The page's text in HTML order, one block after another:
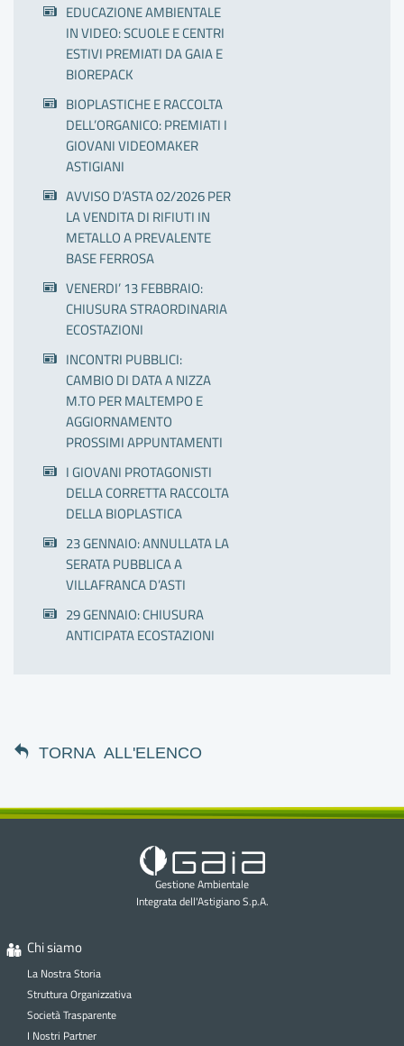
EDUCAZIONE AMBIENTALE
IN VIDEO: SCUOLE E CENTRI
ESTIVI PREMIATI DA GAIA E
BIOREPACK
BIOPLASTICHE E RACCOLTA
DELL’ORGANICO: PREMIATI I
GIOVANI VIDEOMAKER
ASTIGIANI
AVVISO D’ASTA 02/2026 PER
LA VENDITA DI RIFIUTI IN
METALLO A PREVALENTE
BASE FERROSA
VENERDI’ 13 FEBBRAIO:
CHIUSURA STRAORDINARIA
ECOSTAZIONI
INCONTRI PUBBLICI:
CAMBIO DI DATA A NIZZA
M.TO PER MALTEMPO E
AGGIORNAMENTO
PROSSIMI APPUNTAMENTI
I GIOVANI PROTAGONISTI
DELLA CORRETTA RACCOLTA
DELLA BIOPLASTICA
23 GENNAIO: ANNULLATA LA
SERATA PUBBLICA A
VILLAFRANCA D’ASTI
29 GENNAIO: CHIUSURA
ANTICIPATA ECOSTAZIONI
TORNA ALL'ELENCO
Gestione Ambientale
Integrata dell'Astigiano S.p.A.
Chi siamo
La Nostra Storia
Struttura Organizzativa
Società Trasparente
I Nostri Partner